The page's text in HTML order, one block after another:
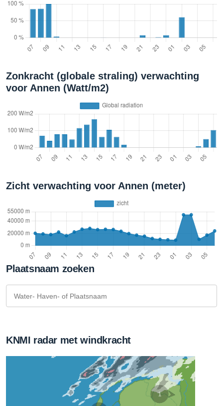
Zonkracht (globale straling) verwachting
voor Annen (Watt/m2)
Zicht verwachting voor Annen (meter)
Plaatsnaam zoeken
KNMI radar met windkracht